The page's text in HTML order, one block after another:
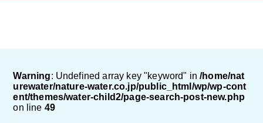
Warning: Undefined array key "keyword" in/home/nat
urewater/nature-water.co.jp/public_html/wp/wp-cont
ent/themes/water-child2/page-search-post-new.php
on line 49